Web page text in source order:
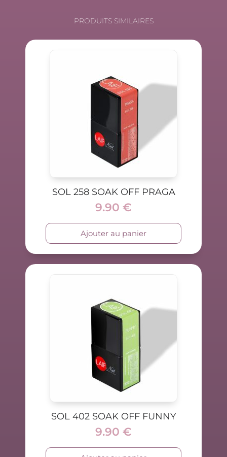
PRODUITS SIMILAIRES
SOL 258 SOAK OFF PRAGA
9.90 €
Ajouter au panier
SOL 402 SOAK OFF FUNNY
9.90 €